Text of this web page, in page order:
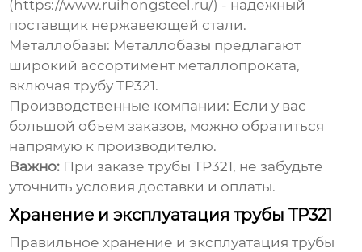
(https://www.ruihongsteel.ru/) - надежный
поставщик нержавеющей стали.
Металлобазы: Металлобазы предлагают
широкий ассортимент металлопроката,
включаятрубу TP321.
Производственные компании: Если у вас
большой объем заказов, можно обратиться
напрямую к производителю.
Важно: При заказетрубы TP321, не забудьте
уточнить условия доставки и оплаты.
Хранение и эксплуатация трубы TP321
Правильное хранение и эксплуатациятрубы